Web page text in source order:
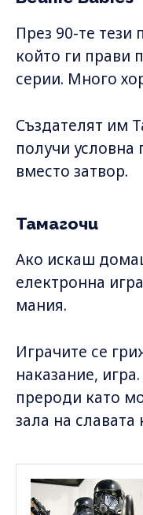
През 90-те
който ги прави
серии. Много
Създателят им
получи
вместо затвор.
Тамагочи
Ако искаш
електронна
мания.
Играчите се
наказание,
прероди като
зала на славата